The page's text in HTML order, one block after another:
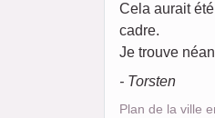
Cela aurait
cadre.
Je trouve
- Torsten
Plan de la ville